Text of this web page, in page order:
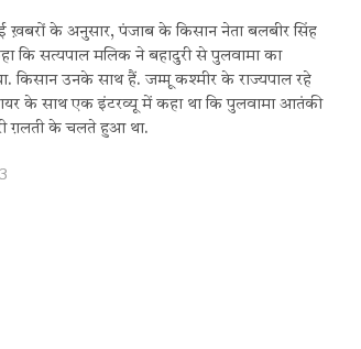
ख़बरों के अनुसार, पंजाब के किसान नेता बलबीर सिंह
कि सत्यपाल मलिक ने बहादुरी से पुलवामा का
किसान उनके साथ हैं. जम्मू कश्मीर के राज्यपाल रहे
के साथ एक इंटरव्यू में कहा था कि पुलवामा आतंकी
ग़लती के चलते हुआ था.